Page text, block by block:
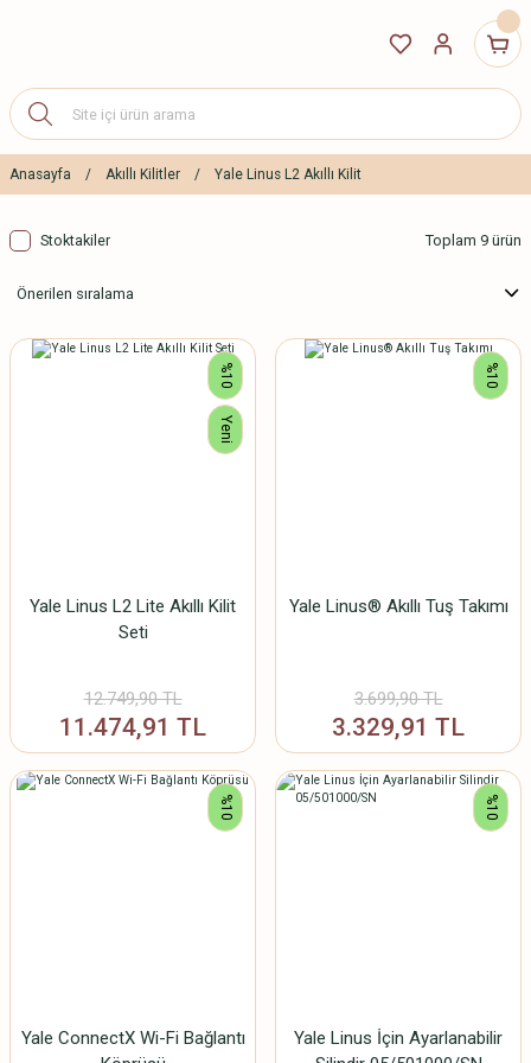
Anasayfa Akıllı Kilitler Yale Linus L2 Akıllı Kilit
Stoktakiler Toplam 9 ürün
%10
Yeni
Yale Linus L2 Lite Akıllı Kilit
Seti
12.749,90 TL
11.474,91 TL
%10
Yale Linus® Akıllı Tuş Takımı
3.699,90 TL
3.329,91 TL
%10
Yale ConnectX Wi-Fi Bağlantı
%10
Yale Linus İçin Ayarlanabilir